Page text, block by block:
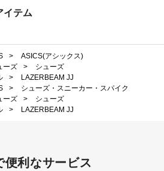
イテム
>
ASICS(アシックス)
ーズ >
シューズ
>
LAZERBEAM JJ
>
シューズ・スニーカー・スパイク
ーズ >
シューズ
> LAZERBEAM JJ
便利なサービス